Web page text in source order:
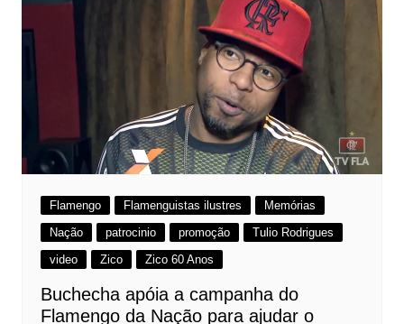
Flamengo Flamenguistas ilustres
Memórias
Nação
patrocinio promoção
Tulio Rodrigues
video
Zico Zico 60 Anos
Buchecha apóia a campanha do
Flamengo da Nação para ajudar o